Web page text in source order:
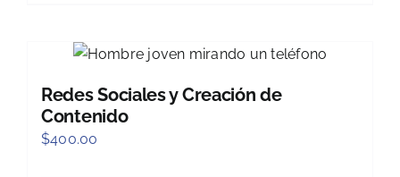
Redes Sociales y Creación de
Contenido
$400.00